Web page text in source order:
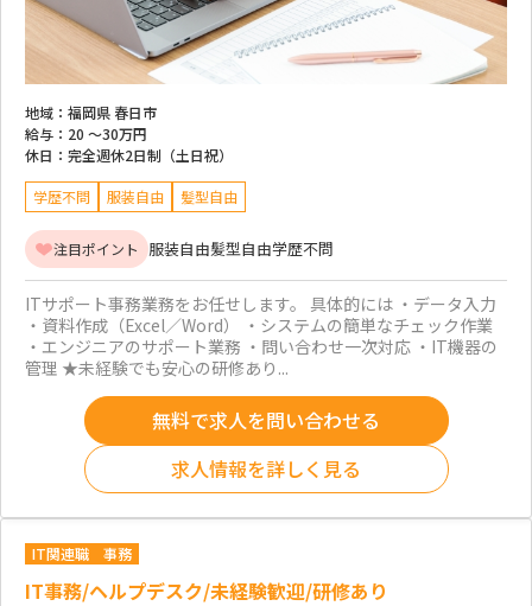
地域： 福岡県 春日市
給与： 20 ～30万円
休日： 完全週休2日制（土日祝）
学歴不問 服装自由 髪型自由
注目ポイント 服装自由髪型自由学歴不問
ITサポート事務業務をお任せします。 具体的には ・データ入力
・資料作成（Excel／Word） ・システムの簡単なチェック作業
・エンジニアのサポート業務 ・問い合わせ一次対応 ・IT機器の
管理 ★未経験でも安心の研修あり...
無料で求人を問い合わせる
求人情報を詳しく見る
IT関連職 事務
IT事務/ヘルプデスク/未経験歓迎/研修あり